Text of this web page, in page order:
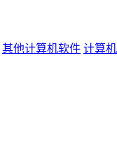
其他计算机软件 计算